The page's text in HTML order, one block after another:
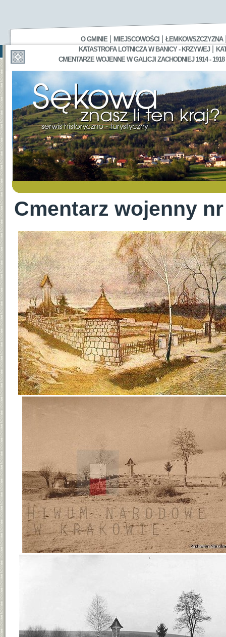
O GMINIE MIEJSCOWOŚCI ŁEMKOWSZCZYZNA
KATASTROFA LOTNICZA W BANICY - KRZYWEJ|
CMENTARZE WOJENNE W GALICJI ZACHODNIEJ 1914 - 1918
Cmentarz wojenny